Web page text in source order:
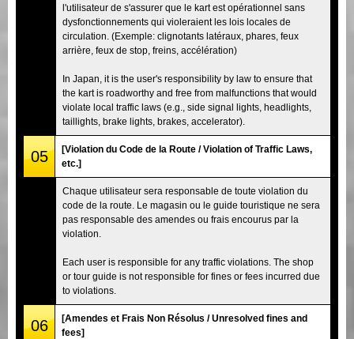
l'utilisateur de s'assurer que le kart est opérationnel sans
dysfonctionnements qui violeraient les lois locales de
circulation. (Exemple: clignotants latéraux, phares, feux
arrière, feux de stop, freins, accélération)
In Japan, it is the user's responsibility by law to ensure that
the kart is roadworthy and free from malfunctions that would
violate local traffic laws (e.g., side signal lights, headlights,
taillights, brake lights, brakes, accelerator).
05
[Violation du Code de la Route / Violation of Traffic Laws,
etc.]
Chaque utilisateur sera responsable de toute violation du
code de la route. Le magasin ou le guide touristique ne sera
pas responsable des amendes ou frais encourus par la
violation.
Each user is responsible for any traffic violations. The shop
or tour guide is not responsible for fines or fees incurred due
to violations.
06
[Amendes et Frais Non Résolus / Unresolved fines and
fees]